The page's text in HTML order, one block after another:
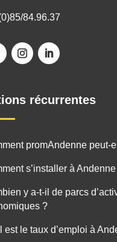
84.96.37
récurrentes
promAndenne peut-
s’installer à
y a-t-il de parcs
?
est le taux d’emploi à